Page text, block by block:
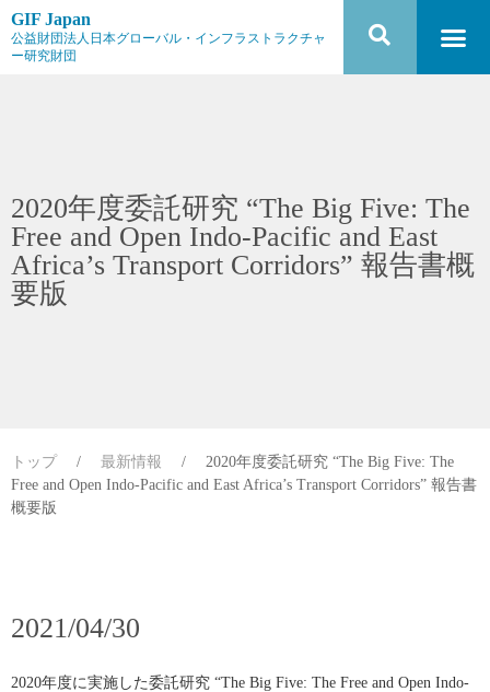
GIF Japan
公益財団法人日本グローバル・インフラストラクチャ
ー研究財団
2020年度委託研究 “The Big Five: The
Free and Open Indo-Pacific and East
Africa’s Transport Corridors” 報告書概
要版
トップ / 最新情報 / 2020年度委託研究 “The Big Five: The
Free and Open Indo-Pacific and East Africa’s Transport Corridors” 報告書
概要版
2021/04/30
2020年度に実施した委託研究 “The Big Five: The Free and Open Indo-